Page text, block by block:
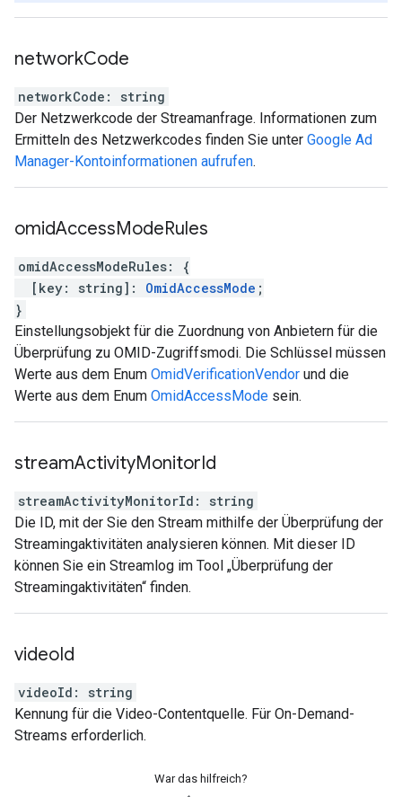
networkCode
networkCode :
string
Der Netzwerkcode der Streamanfrage. Informationen zum
Ermitteln des Netzwerkcodes finden Sie unter Google Ad
Manager-Kontoinformationen aufrufen.
omidAccessModeRules
omidAccessModeRules:
{
[ key: string] : OmidAccessMode ;
}
Einstellungsobjekt für die Zuordnung von Anbietern für die
Überprüfung zu OMID-Zugriffsmodi. Die Schlüssel müssen
Werte aus dem Enum OmidVerificationVendor und die
Werte aus dem Enum OmidAccessMode sein.
streamActivityMonitorId
streamActivityMonitorId :
string
Die ID, mit der Sie den Stream mithilfe der Überprüfung der
Streamingaktivitäten analysieren können. Mit dieser ID
können Sie ein Streamlog im Tool „Überprüfung der
Streamingaktivitäten“ finden.
videoId
videoId :
string
Kennung für die Video-Contentquelle. Für On-Demand-
Streams erforderlich.
War das hilfreich?